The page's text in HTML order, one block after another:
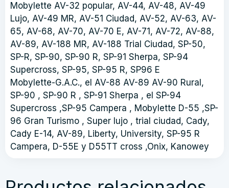
Mobylette AV-32 popular, AV-44, AV-48, AV-49
Lujo, AV-49 MR, AV-51 Ciudad, AV-52, AV-63, AV-
65, AV-68, AV-70, AV-70 E, AV-71, AV-72, AV-88,
AV-89, AV-188 MR, AV-188 Trial Ciudad, SP-50,
SP-R, SP-90, SP-90 R, SP-91 Sherpa, SP-94
Supercross, SP-95, SP-95 R, SP96 E
Mobylette-G.A.C., el AV-88 AV-89 AV-90 Rural,
SP-90 , SP-90 R , SP-91 Sherpa , el SP-94
Supercross ,SP-95 Campera , Mobylette D-55 ,SP-
96 Gran Turismo , Super lujo , trial ciudad, Cady,
Cady E-14, AV-89, Liberty, University, SP-95 R
Campera, D-55E y D55TT cross ,Onix, Kanowey